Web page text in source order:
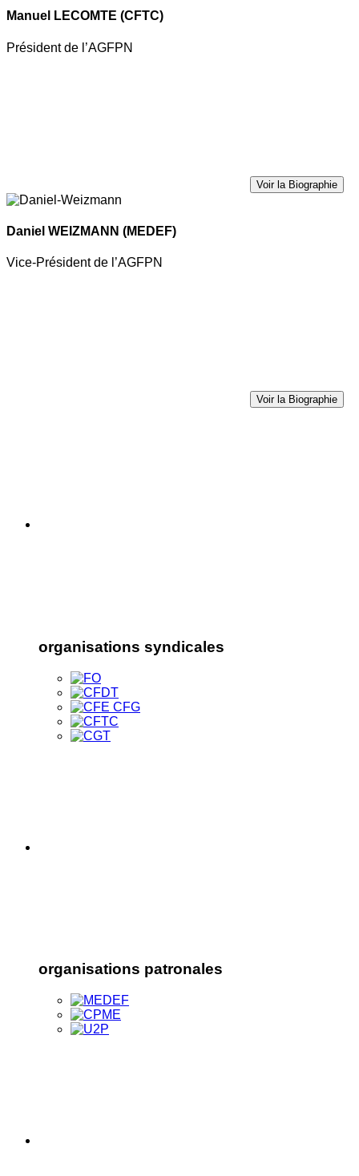
Manuel LECOMTE (CFTC)
Président de l’AGFPN
Voir la Biographie
Daniel WEIZMANN (MEDEF)
Vice-Président de l’AGFPN
Voir la Biographie
organisations syndicales
organisations patronales